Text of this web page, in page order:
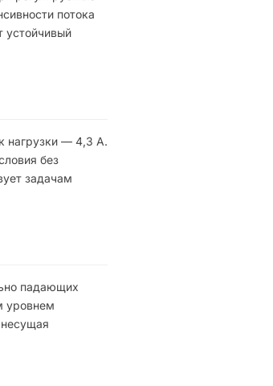
потока
устойчивый
нагрузки — 4,3 А.
без
задачам
падающих
уровнем